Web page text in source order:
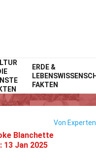
ERDE &
FAKTEN
LebensstilFakten
Über
Blanchette
13 Jan 2025
Von